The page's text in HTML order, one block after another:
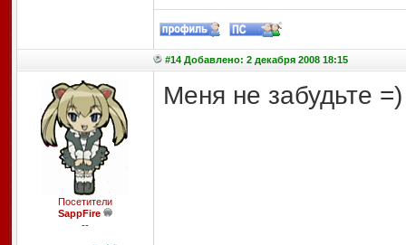
#14 Добавлено: 2 декабря 2008 18:15
Посетители
SappFire
--
Меня не забудьте =)